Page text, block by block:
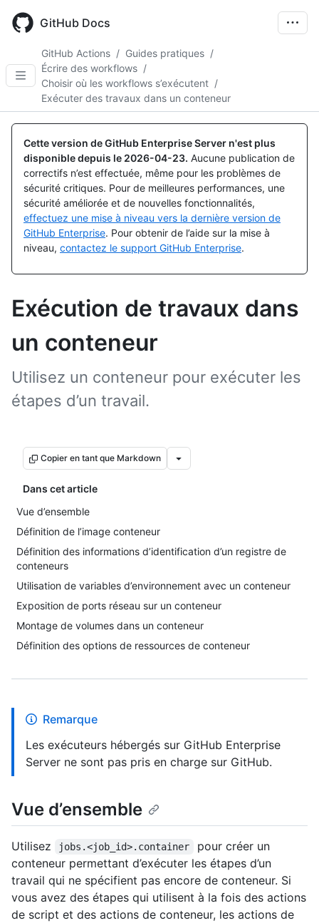
main
GitHub Docs
GitHub Actions / Guides pratiques /
Écrire des workflows /
Choisir où les workflows s’exécutent /
Exécuter des travaux dans un conteneur
Cette version de GitHub Enterprise Server n'est plus
disponible depuis le 2026-04-23. Aucune publication de
correctifs n’est effectuée, même pour les problèmes de
sécurité critiques. Pour de meilleures performances, une
sécurité améliorée et de nouvelles fonctionnalités,
effectuez une mise à niveau vers la dernière version de
GitHub Enterprise. Pour obtenir de l’aide sur la mise à
niveau, contactez le support GitHub Enterprise.
Exécution de travaux dans
un conteneur
Utilisez un conteneur pour exécuter les
étapes d’un travail.
Copier en tant que Markdown
Dans cet article
Vue d’ensemble
Définition de l’image conteneur
Définition des informations d’identification d’un registre de
conteneurs
Utilisation de variables d’environnement avec un conteneur
Exposition de ports réseau sur un conteneur
Montage de volumes dans un conteneur
Définition des options de ressources de conteneur
Remarque
Les exécuteurs hébergés sur GitHub Enterprise
Server ne sont pas pris en charge sur GitHub.
Vue d’ensemble
Utilisez jobs.<job_id>.container
pour créer un
conteneur permettant d’exécuter les étapes d’un
travail qui ne spécifient pas encore de conteneur. Si
vous avez des étapes qui utilisent à la fois des actions
de script et des actions de conteneur, les actions de